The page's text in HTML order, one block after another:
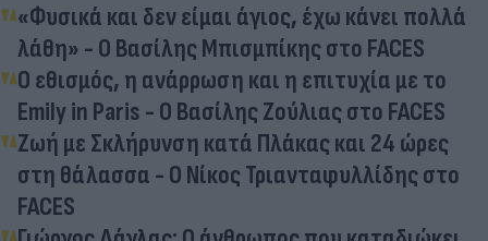
«Φυσικά και δεν είμαι άγιος, έχω κάνει πολλά
λάθη» - Ο Βασίλης Μπισμπίκης στο FACES
Ο εθισμός, η ανάρρωση και η επιτυχία με το
Emily in Paris - Ο Βασίλης Ζούλιας στο FACES
Ζωή με Σκλήρυνση κατά Πλάκας και 24 ώρες
στη θάλασσα - Ο Νίκος Τριανταφυλλίδης στο
FACES